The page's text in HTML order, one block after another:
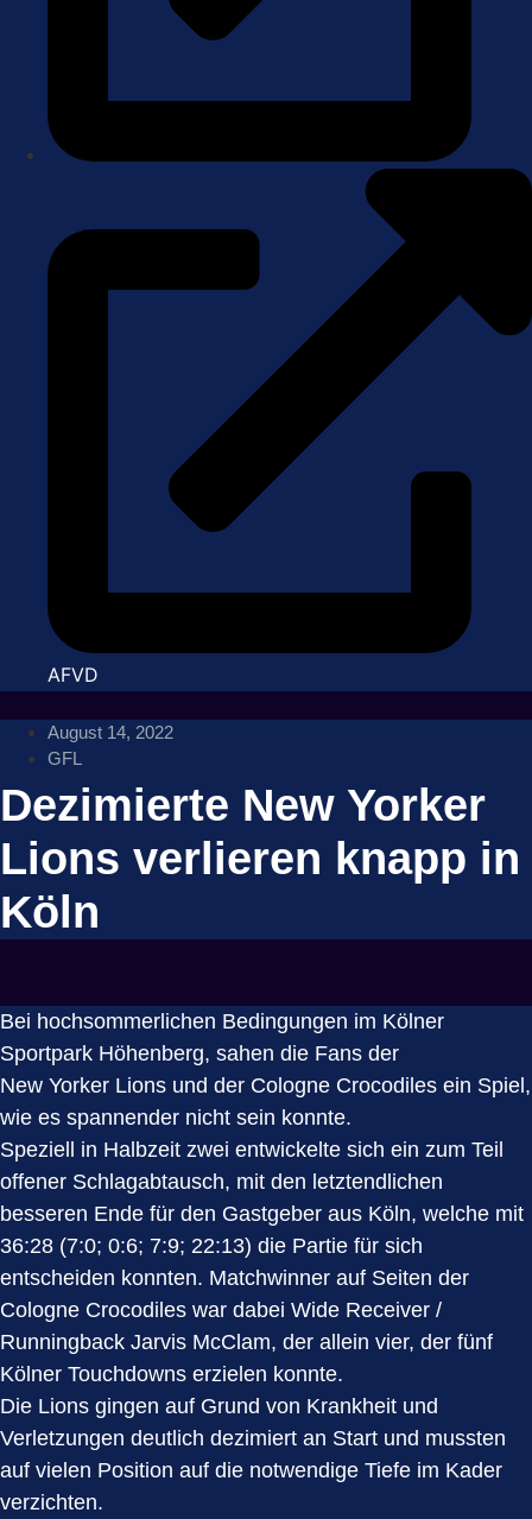
AFVD
August 14, 2022
GFL
Dezimierte New Yorker
Lions verlieren knapp in
Köln
Bei hochsommerlichen Bedingungen im Kölner
Sportpark Höhenberg, sahen die Fans der
New Yorker Lions und der Cologne Crocodiles ein Spiel,
wie es spannender nicht sein konnte.
Speziell in Halbzeit zwei entwickelte sich ein zum Teil
offener Schlagabtausch, mit den letztendlichen
besseren Ende für den Gastgeber aus Köln, welche mit
36:28 (7:0; 0:6; 7:9; 22:13) die Partie für sich
entscheiden konnten. Matchwinner auf Seiten der
Cologne Crocodiles war dabei Wide Receiver /
Runningback Jarvis McClam, der allein vier, der fünf
Kölner Touchdowns erzielen konnte.
Die Lions gingen auf Grund von Krankheit und
Verletzungen deutlich dezimiert an Start und mussten
auf vielen Position auf die notwendige Tiefe im Kader
verzichten.